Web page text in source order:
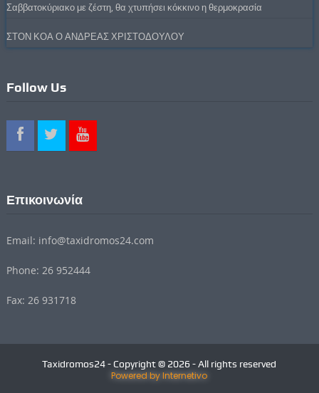
Σαββατοκύριακο με ζέστη, θα χτυπήσει κόκκινο η θερμοκρασία
ΣΤΟΝ ΚΟΑ Ο ΑΝΔΡΕΑΣ ΧΡΙΣΤΟΔΟΥΛΟΥ
Follow Us
Επικοινωνία
Email: info@taxidromos24.com
Phone: 26 952444
Fax: 26 931718
Taxidromos24 - Copyright © 2026 - All rights reserved
Powered by Internetivo